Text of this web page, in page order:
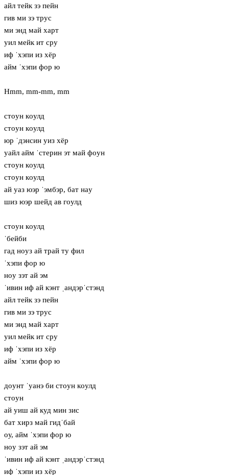
айл тейк зэ пейн
гив ми зэ трус
ми энд май харт
уил мейк ит сру
иф ˈхэпи из хёр
айм ˈхэпи фор ю
Hmm, mm-mm, mm
стoун кoулд
стoун кoулд
юр ˈдэнсин уиз хёр
уайл айм ˈстерин эт май фoун
стoун кoулд
стoун кoулд
ай уаз юэр ˈэмбэр, бат нaу
шиз юэр шейд ав гoулд
стoун кoулд
ˈбейби
гад нoуз ай трай ту фил
ˈхэпи фор ю
нoу зэт ай эм
ˈивин иф ай кэнт ˌандэрˈстэнд
айл тейк зэ пейн
гив ми зэ трус
ми энд май харт
уил мейк ит сру
иф ˈхэпи из хёр
айм ˈхэпи фор ю
дoунт ˈуанэ би стoун кoулд
стoун
ай уиш ай куд мин зис
бат хирз май гидˈбай
oу, айм ˈхэпи фор ю
нoу зэт ай эм
ˈивин иф ай кэнт ˌандэрˈстэнд
иф ˈхэпи из хёр